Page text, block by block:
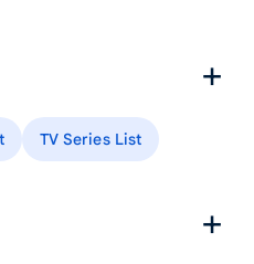
TV Series List